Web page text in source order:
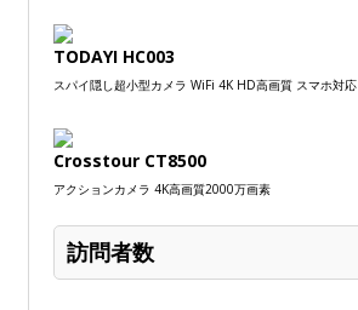
TODAYI HC003
スパイ隠し超小型カメラ WiFi 4K HD高画質 スマホ対応
Crosstour CT8500
アクションカメラ 4K高画質2000万画素
訪問者数